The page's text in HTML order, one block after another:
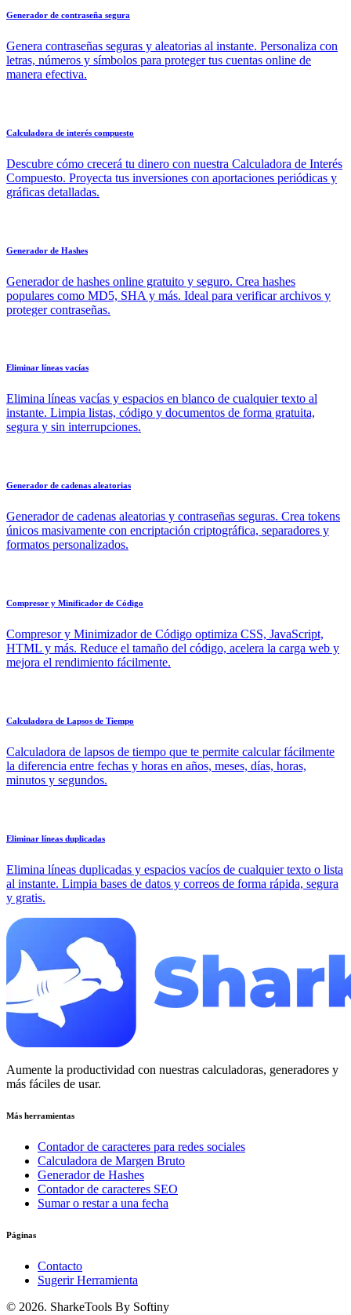
Generador de contraseña segura
Genera contraseñas seguras y aleatorias al instante. Personaliza con
letras, números y símbolos para proteger tus cuentas online de
manera efectiva.
Calculadora de interés compuesto
Descubre cómo crecerá tu dinero con nuestra Calculadora de Interés
Compuesto. Proyecta tus inversiones con aportaciones periódicas y
gráficas detalladas.
Generador de Hashes
Generador de hashes online gratuito y seguro. Crea hashes
populares como MD5, SHA y más. Ideal para verificar archivos y
proteger contraseñas.
Eliminar líneas vacías
Elimina líneas vacías y espacios en blanco de cualquier texto al
instante. Limpia listas, código y documentos de forma gratuita,
segura y sin interrupciones.
Generador de cadenas aleatorias
Generador de cadenas aleatorias y contraseñas seguras. Crea tokens
únicos masivamente con encriptación criptográfica, separadores y
formatos personalizados.
Compresor y Minificador de Código
Compresor y Minimizador de Código optimiza CSS, JavaScript,
HTML y más. Reduce el tamaño del código, acelera la carga web y
mejora el rendimiento fácilmente.
Calculadora de Lapsos de Tiempo
Calculadora de lapsos de tiempo que te permite calcular fácilmente
la diferencia entre fechas y horas en años, meses, días, horas,
minutos y segundos.
Eliminar líneas duplicadas
Elimina líneas duplicadas y espacios vacíos de cualquier texto o lista
al instante. Limpia bases de datos y correos de forma rápida, segura
y gratis.
Aumente la productividad con nuestras calculadoras, generadores y
más fáciles de usar.
Más herramientas
Contador de caracteres para redes sociales
Calculadora de Margen Bruto
Generador de Hashes
Contador de caracteres SEO
Sumar o restar a una fecha
Páginas
Contacto
Sugerir Herramienta
© 2026. SharkeTools By Softiny